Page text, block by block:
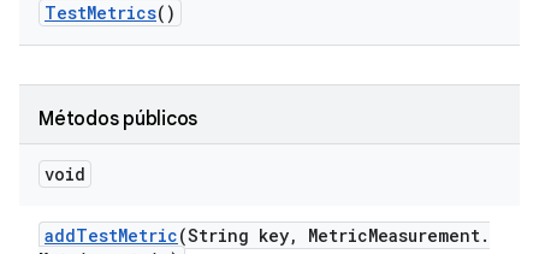
TestMetrics()
Métodos públicos
void
addTestMetric(String key, MetricMeasurement.